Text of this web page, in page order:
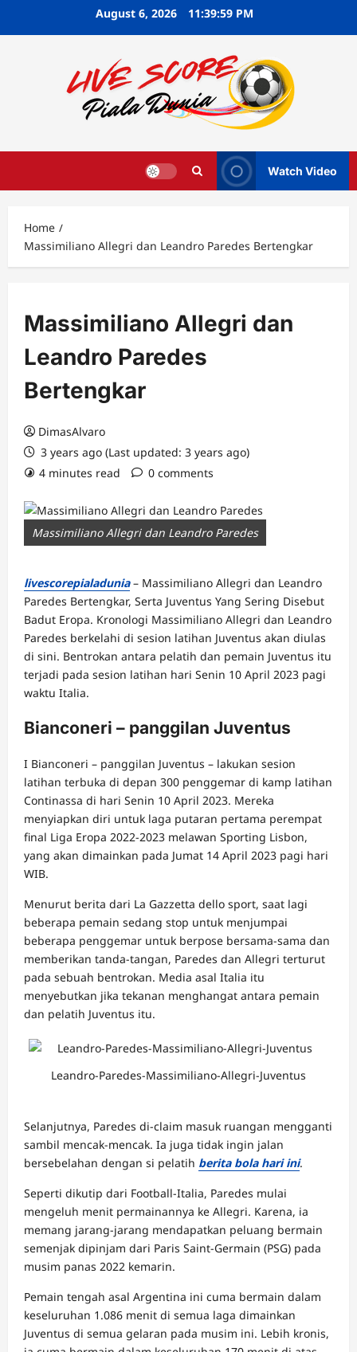
August 6, 2026 11:40:00 PM
Watch Video
Home
Massimiliano Allegri dan Leandro Paredes Bertengkar
Massimiliano Allegri dan
Leandro Paredes
Bertengkar
DimasAlvaro
3 years ago (Last updated: 3 years ago)
4 minutes read
0 comments
Massimiliano Allegri dan Leandro Paredes
livescorepialadunia– Massimiliano Allegri dan Leandro
Paredes Bertengkar, Serta Juventus Yang Sering Disebut
Badut Eropa. Kronologi Massimiliano Allegri dan Leandro
Paredes berkelahi di sesion latihan Juventus akan diulas
di sini. Bentrokan antara pelatih dan pemain Juventus itu
terjadi pada sesion latihan hari Senin 10 April 2023 pagi
waktu Italia.
Bianconeri – panggilan Juventus
I Bianconeri – panggilan Juventus – lakukan sesion
latihan terbuka di depan 300 penggemar di kamp latihan
Continassa di hari Senin 10 April 2023. Mereka
menyiapkan diri untuk laga putaran pertama perempat
final Liga Eropa 2022-2023 melawan Sporting Lisbon,
yang akan dimainkan pada Jumat 14 April 2023 pagi hari
WIB.
Menurut berita dari La Gazzetta dello sport, saat lagi
beberapa pemain sedang stop untuk menjumpai
beberapa penggemar untuk berpose bersama-sama dan
memberikan tanda-tangan, Paredes dan Allegri terturut
pada sebuah bentrokan. Media asal Italia itu
menyebutkan jika tekanan menghangat antara pemain
dan pelatih Juventus itu.
Leandro-Paredes-Massimiliano-Allegri-Juventus
Selanjutnya, Paredes di-claim masuk ruangan mengganti
sambil mencak-mencak. Ia juga tidak ingin jalan
bersebelahan dengan si pelatih berita bola hari ini.
Seperti dikutip dari Football-Italia, Paredes mulai
mengeluh menit permainannya ke Allegri. Karena, ia
memang jarang-jarang mendapatkan peluang bermain
semenjak dipinjam dari Paris Saint-Germain (PSG) pada
musim panas 2022 kemarin.
Pemain tengah asal Argentina ini cuma bermain dalam
keseluruhan 1.086 menit di semua laga dimainkan
Juventus di semua gelaran pada musim ini. Lebih kronis,